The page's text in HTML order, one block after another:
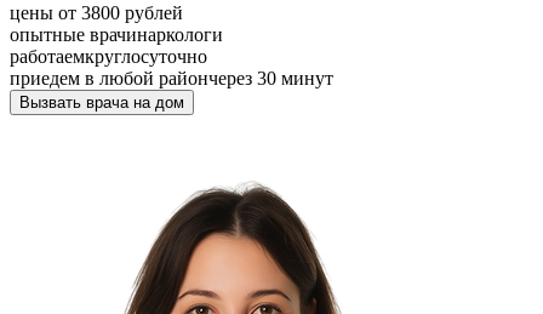
цены от 3800 рублей
опытные врачинаркологи
работаемкруглосуточно
приедем в любой райончерез 30 минут
Вызвать врача на дом